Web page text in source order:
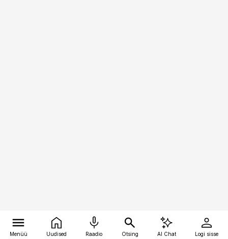
Menüü Uudised Raadio Otsing AI Chat Logi sisse